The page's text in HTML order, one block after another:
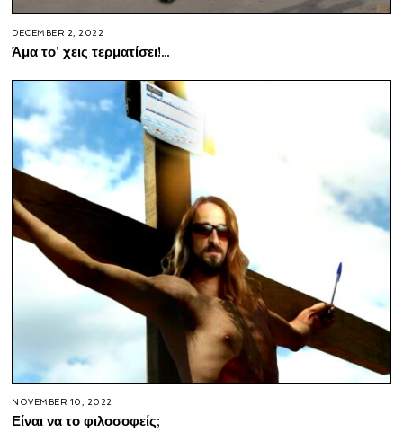
DECEMBER 2, 2022
Άμα το’ χεις τερματίσει!…
NOVEMBER 10, 2022
Είναι να το φιλοσοφείς;